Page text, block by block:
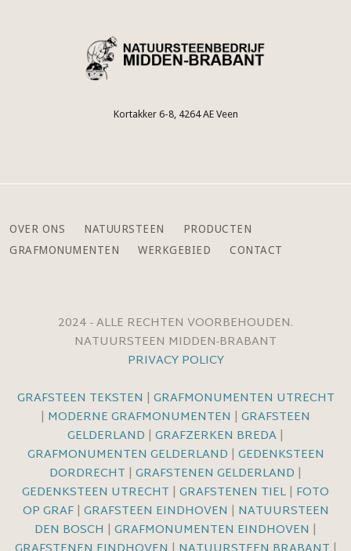
Kortakker 6-8, 4264 AE Veen
OVER ONS NATUURSTEEN
PRODUCTEN
GRAFMONUMENTEN
WERKGEBIED CONTACT
2024 - ALLE RECHTEN VOORBEHOUDEN.
NATUURSTEEN MIDDEN-BRABANT
PRIVACY POLICY
GRAFSTEEN TEKSTEN | GRAFMONUMENTEN UTRECHT
| MODERNE GRAFMONUMENTEN | GRAFSTEEN
GELDERLAND | GRAFZERKEN BREDA|
GRAFMONUMENTEN GELDERLAND | GEDENKSTEEN
DORDRECHT | GRAFSTENEN GELDERLAND |
GEDENKSTEEN UTRECHT | GRAFSTENEN TIEL| FOTO
OP GRAF| GRAFSTEEN EINDHOVEN | NATUURSTEEN
DEN BOSCH | GRAFMONUMENTEN EINDHOVEN |